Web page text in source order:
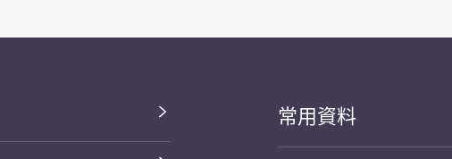
常用資料